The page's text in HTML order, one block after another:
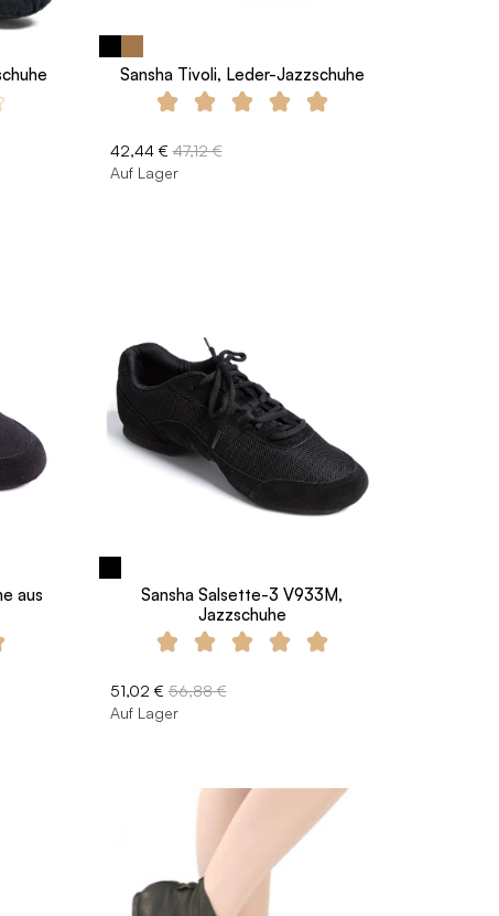
Sansha Tivoli, Leder-Jazzschuhe
42,44 € 47,12 €
Auf Lager
aus
Sansha Salsette-3 V933M,
Jazzschuhe
51,02 € 56,88 €
Auf Lager